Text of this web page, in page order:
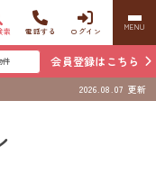
索 電話する ログイン MENU
件 会員登録はこちら
2026.08.07 更新